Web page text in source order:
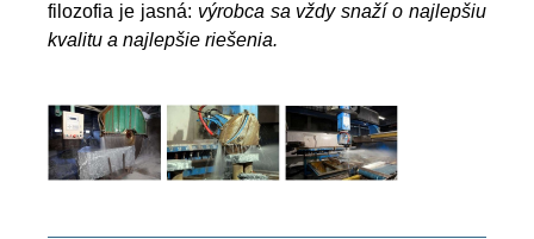
filozofia je jasná: výrobca sa vždy snaží o najlepšiu
kvalitu a najlepšie riešenia.